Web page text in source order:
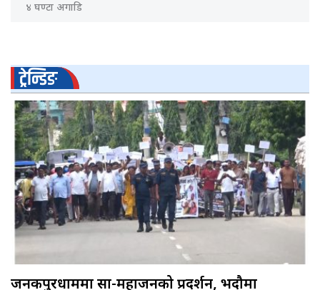
४ घण्टा अगाडि
ट्रेन्डिङ
जनकपुरधाममा साहु-महाजनको प्रदर्शन, भदौमा